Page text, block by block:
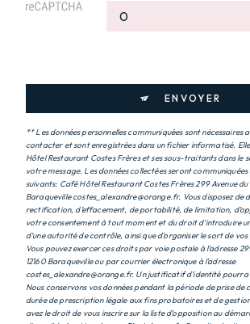
ENVOYER
** Les données personnelles communiquées sont nécessaires
contacter et sont enregistrées dans un fichier informatisé.
Hôtel Restaurant Costes Frères et ses sous-traitants dans le
votre message. Les données collectées seront
suivants: Café Hôtel Restaurant Costes Frères 299 Avenue du
Baraqueville costes_alexandre@orange.fr. Vous disposez de
rectification, d’effacement, de portabilité, de limitation,
votre consentement à tout moment et du droit d’introduire
d’une autorité de contrôle, ainsi que d’organiser le sort de
Vous pouvez exercer ces droits par voie postale à l'adresse
12160 Baraqueville ou par courrier électronique à l'adresse
costes_alexandre@orange.fr. Un justificatif d'identité pourra
Nous conservons vos données pendant la période de prise
durée de prescription légale aux fins probatoires et de
avez le droit de vous inscrire sur la liste d'opposition au